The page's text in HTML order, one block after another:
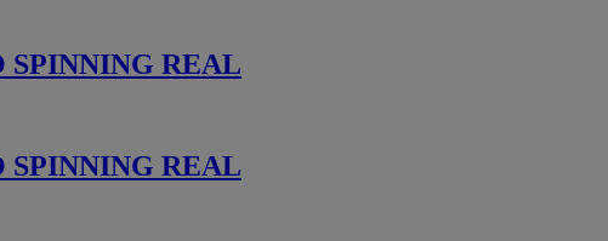
SPINNING REAL
SPINNING REAL